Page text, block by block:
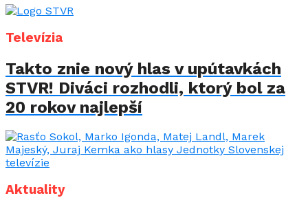
Televízia
Takto znie nový hlas v upútavkách
STVR! Diváci rozhodli, ktorý bol za
20 rokov najlepší
Aktuality